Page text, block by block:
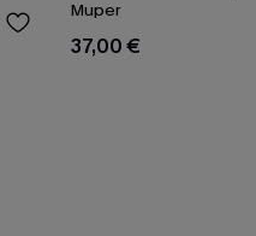
Muper
37,00 €